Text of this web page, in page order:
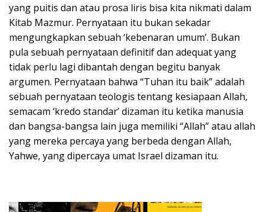
yang puitis dan atau prosa liris bisa kita nikmati dalam
Kitab Mazmur. Pernyataan itu bukan sekadar
mengungkapkan sebuah ‘kebenaran umum’. Bukan
pula sebuah pernyataan definitif dan adequat yang
tidak perlu lagi dibantah dengan begitu banyak
argumen. Pernyataan bahwa “Tuhan itu baik” adalah
sebuah pernyataan teologis tentang kesiapaan Allah,
semacam ‘kredo standar’ dizaman itu ketika manusia
dan bangsa-bangsa lain juga memiliki “Allah” atau allah
yang mereka percaya yang berbeda dengan Allah,
Yahwe, yang dipercaya umat Israel dizaman itu.